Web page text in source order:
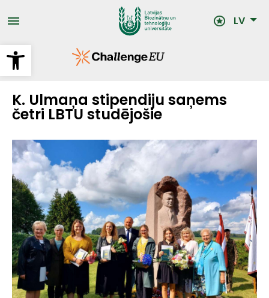
Open toolbar
uz
galveno LV
K. Ulmaņa stipendiju saņems
četri LBTU studējošie